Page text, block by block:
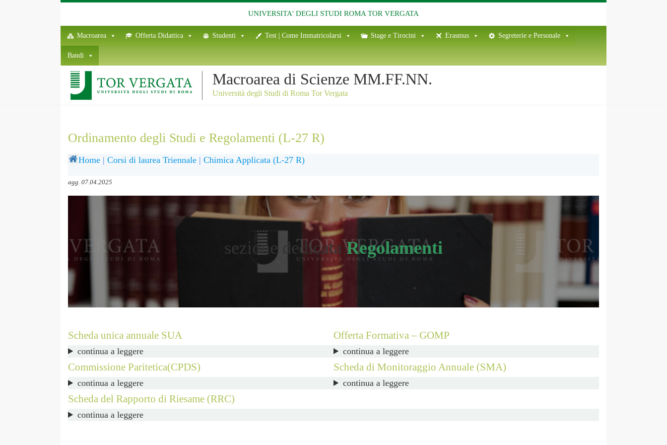
UNIVERSITA' DEGLI STUDI ROMA TOR VERGATA
Macroarea Offerta Didattica Studenti Test | Come Immatricolarsi Stage e Tirocini Erasmus Segreterie e Personale
Bandi
Macroarea di Scienze MM.FF.NN.
Università degli Studi di Roma Tor Vergata
Ordinamento degli Studi e Regolamenti (L-27 R)
Home | Corsi di laurea Triennale | Chimica Applicata (L-27 R)
agg. 07.04.2025
sezione dedicataRegolamenti
Scheda unica annuale SUA
continua a leggere
Offerta Formativa – GOMP
continua a leggere
Commissione Paritetica(CPDS)
continua a leggere
Scheda di Monitoraggio Annuale (SMA)
continua a leggere
Scheda del Rapporto di Riesame (RRC)
continua a leggere